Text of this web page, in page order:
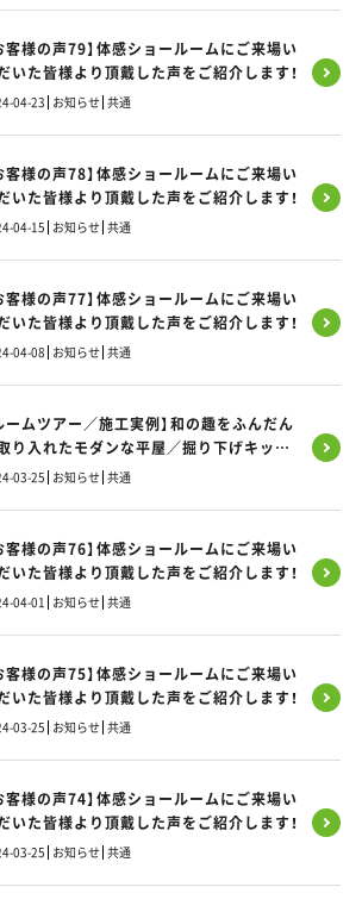
客様の声79】体感ショールームにご来場い
いた皆様より頂戴した声をご紹介します！
04-23 お知らせ 共通
客様の声78】体感ショールームにご来場い
いた皆様より頂戴した声をご紹介します！
04-15 お知らせ 共通
客様の声77】体感ショールームにご来場い
いた皆様より頂戴した声をご紹介します！
04-08 お知らせ 共通
ームツアー／施工実例】和の趣をふんだん
り入れたモダンな平屋／掘り下げキッチ
造作カウンターが雰囲気アップ
03-25 お知らせ 共通
客様の声76】体感ショールームにご来場い
いた皆様より頂戴した声をご紹介します！
04-01 お知らせ 共通
客様の声75】体感ショールームにご来場い
いた皆様より頂戴した声をご紹介します！
03-25 お知らせ 共通
客様の声74】体感ショールームにご来場い
いた皆様より頂戴した声をご紹介します！
03-25 お知らせ 共通